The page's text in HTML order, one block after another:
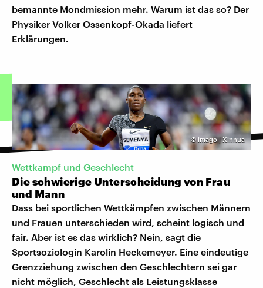
bemannte Mondmission mehr. Warum ist das so? Der
Physiker Volker Ossenkopf-Okada liefert
Erklärungen.
©imago | Xinhua
Wettkampf und Geschlecht
Die schwierige Unterscheidung von Frau
und Mann
Dass bei sportlichen Wettkämpfen zwischen Männern
und Frauen unterschieden wird, scheint logisch und
fair. Aber ist es das wirklich? Nein, sagt die
Sportsoziologin Karolin Heckemeyer. Eine eindeutige
Grenzziehung zwischen den Geschlechtern sei gar
nicht möglich, Geschlecht als Leistungsklasse